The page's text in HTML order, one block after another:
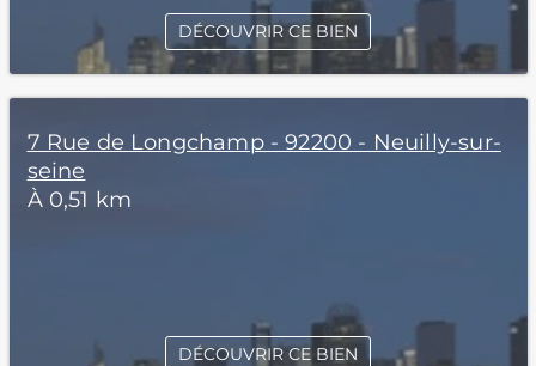
DÉCOUVRIR CE BIEN
7 Rue de Longchamp - 92200 - Neuilly-sur-
seine
À 0,51 km
DÉCOUVRIR CE BIEN